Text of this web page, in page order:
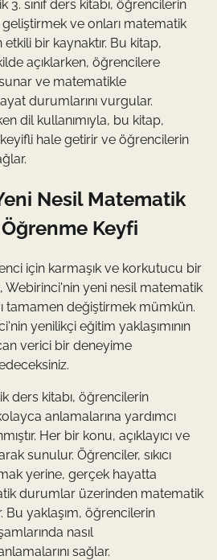
sınıf ders kitabı, öğrencilerin
ve onları matematik
bir kaynaktır. Bu kitap,
açıklarken, öğrencilere
ve matematikle
durumlarını vurgular.
dil kullanımıyla, bu kitap,
hale getirir ve öğrencilerin
Nesil Matematik
Keyfi
için karmaşık ve korkutucu bir
Webirinci'nin yeni nesil matematik
tamamen değiştirmek mümkün.
yenilikçi eğitim yaklaşımının
verici bir deneyime
ders kitabı, öğrencilerin
anlamalarına yardımcı
Her bir konu, açıklayıcı ve
sunulur. Öğrenciler, sıkıcı
yerine, gerçek hayatta
durumlar üzerinden matematik
Bu yaklaşım, öğrencilerin
nasıl
sağlar.